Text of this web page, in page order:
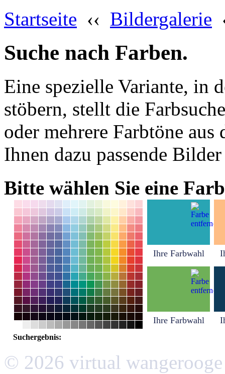
Startseite ‹‹ Bildergalerie
Suche nach Farben.
Eine spezielle Variante, in
stöbern, stellt die
oder mehrere Farbtöne
Ihnen dazu passende
Bitte wählen Sie eine
Ihre Farbwahl
Ihre Farbwahl
Suchergebnis:
© 2026 virtual wangerooge